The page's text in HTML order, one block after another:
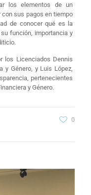
los elementos de un
sus pagos en tiempo
de conocer qué es la
función, importancia y
los Licenciados Dennis
y Género, y Luis López,
pertenecientes
y Género.
0